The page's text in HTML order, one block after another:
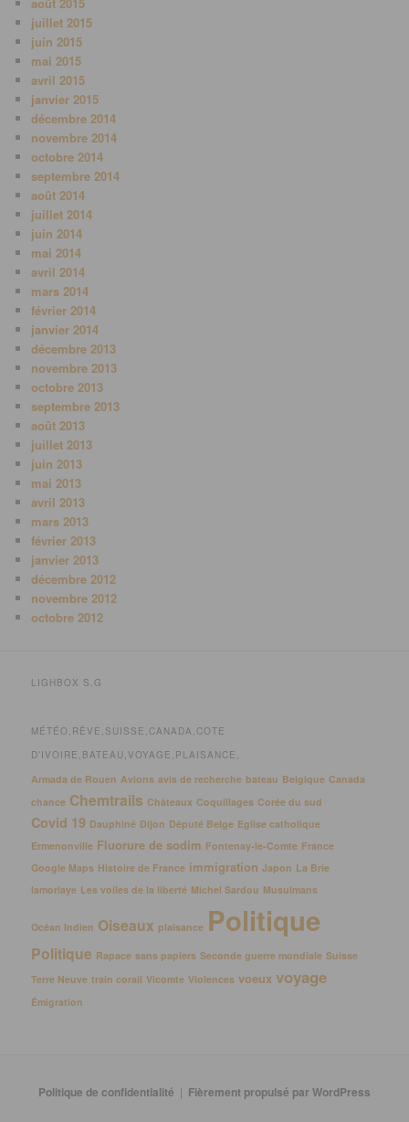
juillet 2015
juin 2015
mai 2015
avril 2015
janvier 2015
décembre 2014
novembre 2014
octobre 2014
septembre 2014
août 2014
juillet 2014
juin 2014
mai 2014
avril 2014
mars 2014
février 2014
janvier 2014
décembre 2013
novembre 2013
octobre 2013
septembre 2013
août 2013
juillet 2013
juin 2013
mai 2013
avril 2013
mars 2013
février 2013
janvier 2013
décembre 2012
novembre 2012
octobre 2012
LIGHBOX S.G
MÉTÉO,RÊVE,SUISSE,CANADA,COTE
D’IVOIRE,BATEAU,VOYAGE,PLAISANCE,
Armada de Rouen Avions avis de recherche bateau Belgique Canada
chance Chemtrails Châteaux Coquillages Corée du sud
Covid 19 Dauphiné Dijon Député Belge Eglise catholique
Ermenonville Fluorure de sodim Fontenay-le-Comte France
Google Maps Histoire de France immigration Japon La Brie
lamorlaye Les voiles de la liberté Michel Sardou Musulmans
Océan Indien Oiseaux plaisance Politique
Politique Rapace sans papiers Seconde guerre mondiale Suisse
Terre Neuve train corail Vicomte Violences voeux voyage
Émigration
Politique de confidentialité Fièrement propulsé par WordPress